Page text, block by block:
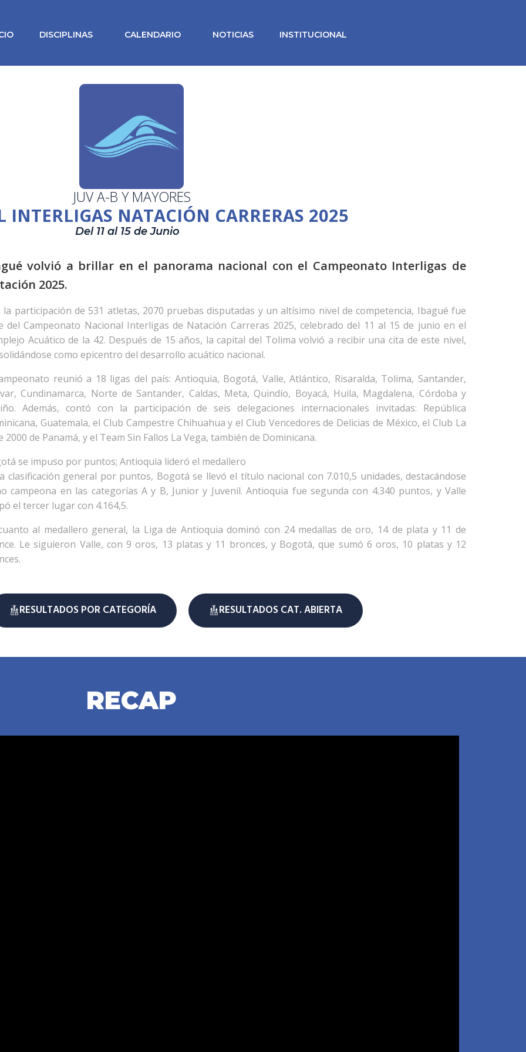
DISCIPLINAS CALENDARIO NOTICIAS INSTITUCIONAL
JUV A-B Y MAYORES
INTERLIGAS NATACIÓN CARRERAS 2025
Del 11 al 15 de Junio
volvió a brillar en el panorama nacional con el Campeonato Interligas de
2025.
la participación de 531 atletas, 2070 pruebas disputadas y un altísimo nivel de competencia, Ibagué fue
del Campeonato Nacional Interligas de Natación Carreras 2025, celebrado del 11 al 15 de junio en el
Acuático de la 42. Después de 15 años, la capital del Tolima volvió a recibir una cita de este nivel,
como epicentro del desarrollo acuático nacional.
reunió a 18 ligas del país: Antioquia, Bogotá, Valle, Atlántico, Risaralda, Tolima, Santander,
Cundinamarca, Norte de Santander, Caldas, Meta, Quindío, Boyacá, Huila, Magdalena, Córdoba y
Además, contó con la participación de seis delegaciones internacionales invitadas: República
Guatemala, el Club Campestre Chihuahua y el Club Vencedores de Delicias de México, el Club La
2000 de Panamá, y el Team Sin Fallos La Vega, también de Dominicana.
se impuso por puntos; Antioquia lideró el medallero
clasificación general por puntos, Bogotá se llevó el título nacional con 7.010,5 unidades, destacándose
campeona en las categorías A y B, Junior y Juvenil. Antioquia fue segunda con 4.340 puntos, y Valle
el tercer lugar con 4.164,5.
al medallero general, la Liga de Antioquia dominó con 24 medallas de oro, 14 de plata y 11 de
Le siguieron Valle, con 9 oros, 13 platas y 11 bronces, y Bogotá, que sumó 6 oros, 10 platas y 12
RESULTADOS POR CATEGORÍA RESULTADOS CAT. ABIERTA
RECAP